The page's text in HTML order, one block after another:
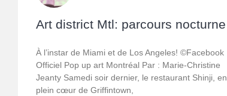
Art district Mtl: parcours nocturne
À l’instar de Miami et de Los Angeles! ©Facebook
Officiel Pop up art Montréal Par : Marie-Christine
Jeanty Samedi soir dernier, le restaurant Shinji, en
plein cœur de Griffintown,